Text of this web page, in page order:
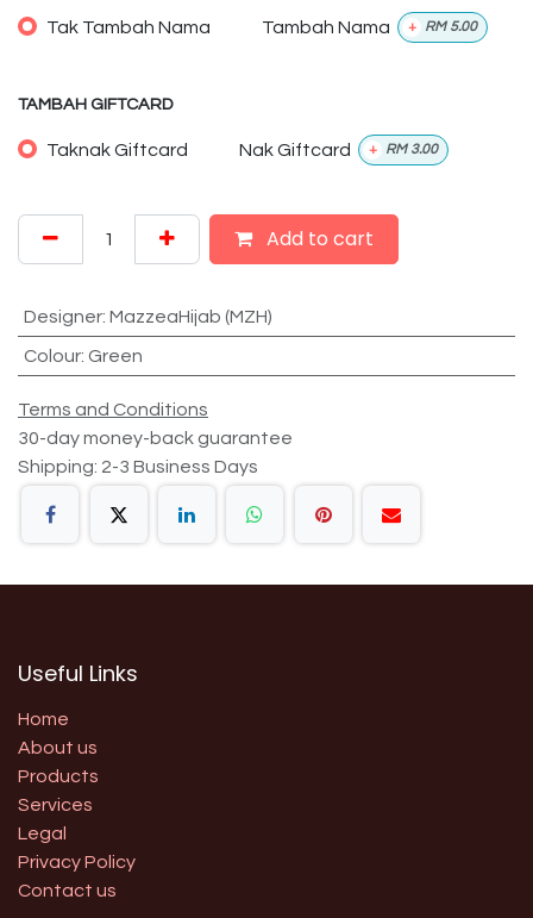
Tak Tambah Nama Tambah Nama + RM 5.00
TAMBAH GIFTCARD
Taknak Giftcard Nak Giftcard + RM 3.00
Add to cart
Designer: MazzeaHijab (MZH)
Colour: Green
Terms and Conditions
30-day money-back guarantee
Shipping: 2-3 Business Days
Useful Links
Home
About us
Products
Services
Legal
Privacy Policy
Contact us